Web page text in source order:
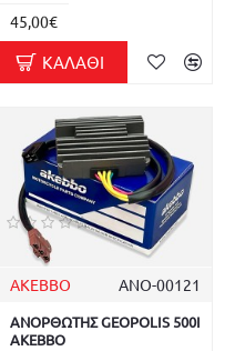
45,00€
ΚΑΛΆΘΙ
AKEBBO ΑΝΟ-00121
ΑΝΟΡΘΩΤΗΣ GEOPOLIS 500I
AKEBBO